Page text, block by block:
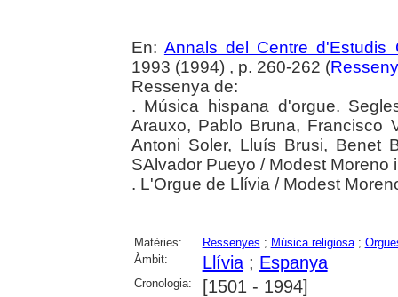
En: Annals del Centre d'Estudis
1993 (1994) , p. 260-262 (
Ressenya de:
. Música hispana d'orgue.
Arauxo, Pablo Bruna, Francisco
Antoni Soler, Lluís Brusi, Benet
SAlvador Pueyo / Modest Moreno
. L'Orgue de Llívia / Modest
Matèries: Ressenyes ; Música religiosa;
Àmbit:
Llívia; Espanya
Cronologia: [1501 - 1994]